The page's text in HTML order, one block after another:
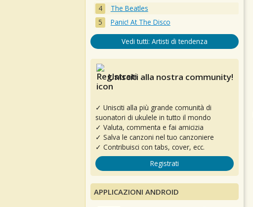
The Beatles
Panic! At The Disco
Vedi tutti: Artisti di tendenza
Unisciti alla nostra community!
✓ Unisciti alla più grande comunità di
suonatori di ukulele in tutto il mondo
✓ Valuta, commenta e fai amicizia
✓ Salva le canzoni nel tuo canzoniere
✓ Contribuisci con tabs, cover, ecc.
Registrati
APPLICAZIONI ANDROID